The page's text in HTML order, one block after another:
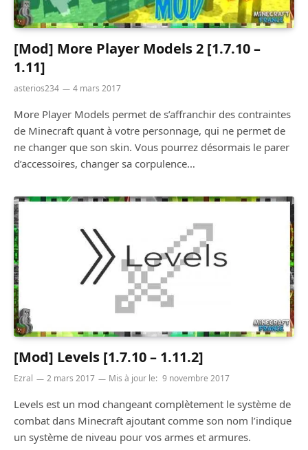
[Mod] More Player Models 2 [1.7.10 –
1.11]
asterios234 4 mars 2017
More Player Models permet de s’affranchir des contraintes
de Minecraft quant à votre personnage, qui ne permet de
ne changer que son skin. Vous pourrez désormais le parer
d’accessoires, changer sa corpulence…
[Mod] Levels [1.7.10 – 1.11.2]
Ezral 2 mars 2017 Mis à jour le: 9 novembre 2017
Levels est un mod changeant complètement le système de
combat dans Minecraft ajoutant comme son nom l’indique
un système de niveau pour vos armes et armures.